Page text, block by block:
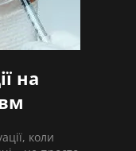
на
коли